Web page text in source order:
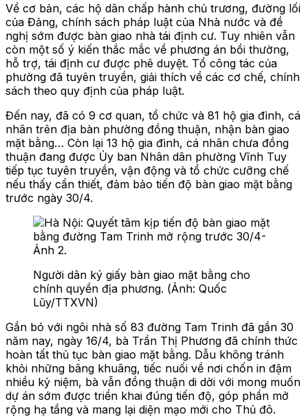
Về cơ bản, các hộ dân chấp hành chủ trương, đường lối
của Đảng, chính sách pháp luật của Nhà nước và đề
nghị sớm được bàn giao nhà tái định cư. Tuy nhiên vẫn
còn một số ý kiến thắc mắc về phương án bồi thường,
hỗ trợ, tái định cư được phê duyệt. Tổ công tác của
phường đã tuyên truyền, giải thích về các cơ chế, chính
sách theo quy định của pháp luật.
Đến nay, đã có 9 cơ quan, tổ chức và 81 hộ gia đình, cá
nhân trên địa bàn phường đồng thuận, nhận bàn giao
mặt bằng… Còn lại 13 hộ gia đình, cá nhân chưa đồng
thuận đang được Ủy ban Nhân dân phường Vĩnh Tuy
tiếp tục tuyên truyền, vận động và tổ chức cưỡng chế
nếu thấy cần thiết, đảm bảo tiến độ bàn giao mặt bằng
trước ngày 30/4.
Người dân ký giấy bàn giao mặt bằng cho
chính quyền địa phương. (Ảnh: Quốc
Lũy/TTXVN)
Gắn bó với ngôi nhà số 83 đường Tam Trinh đã gần 30
năm nay, ngày 16/4, bà Trần Thị Phương đã chính thức
hoàn tất thủ tục bàn giao mặt bằng. Dẫu không tránh
khỏi những bâng khuâng, tiếc nuối về nơi chốn in đậm
nhiều kỷ niệm, bà vẫn đồng thuận di dời với mong muốn
dự án sớm được triển khai đúng tiến độ, góp phần mở
rộng hạ tầng và mang lại diện mạo mới cho Thủ đô.